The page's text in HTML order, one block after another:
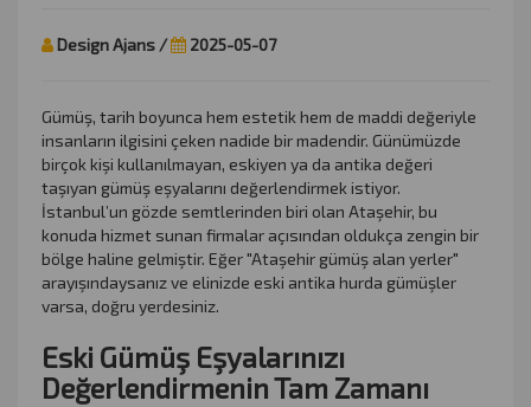
Design Ajans / 2025-05-07
Gümüş, tarih boyunca hem estetik hem de maddi değeriyle
insanların ilgisini çeken nadide bir madendir. Günümüzde
birçok kişi kullanılmayan, eskiyen ya da antika değeri
taşıyan gümüş eşyalarını değerlendirmek istiyor.
İstanbul’un gözde semtlerinden biri olan Ataşehir, bu
konuda hizmet sunan firmalar açısından oldukça zengin bir
bölge haline gelmiştir. Eğer "Ataşehir gümüş alan yerler"
arayışındaysanız ve elinizde eski antika hurda gümüşler
varsa, doğru yerdesiniz.
Eski Gümüş Eşyalarınızı
Değerlendirmenin Tam Zamanı